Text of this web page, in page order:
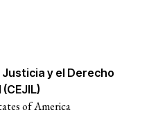
y el Derecho
of America